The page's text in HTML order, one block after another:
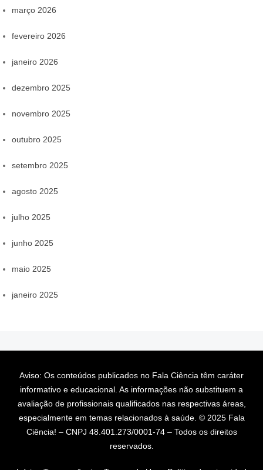
março 2026
fevereiro 2026
janeiro 2026
dezembro 2025
novembro 2025
outubro 2025
setembro 2025
agosto 2025
julho 2025
junho 2025
maio 2025
janeiro 2025
Aviso: Os conteúdos publicados no Fala Ciência têm caráter
informativo e educacional. As informações não substituem a
avaliação de profissionais qualificados nas respectivas áreas,
especialmente em temas relacionados à saúde. © 2025 Fala
Ciência! – CNPJ 48.401.273/0001-74 – Todos os direitos
reservados.